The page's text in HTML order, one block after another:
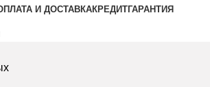
И ДОСТАВКАКРЕДИТГАРАНТИЯ